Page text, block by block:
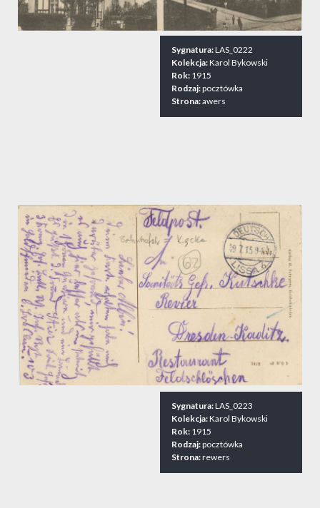
Sygnatura:LAS_0222
Kolekcja:Karol Bykowski
Rok: 1915
Rodzaj:pocztówka
Strona:awers
Sygnatura:LAS_0223
Kolekcja:Karol Bykowski
Rok: 1915
Rodzaj:pocztówka
Strona:rewers